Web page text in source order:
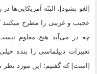
[لغو بشود]. البتّه آمریکایى‌ها
عجیب و غریبى را مطرح میکنند
چه در مى‌آید هیچ معلوم
تعبیرات دیپلماسى را بنده
[است‌] که گفتیم؛ این مورد